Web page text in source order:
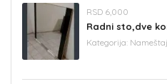
RSD 6,000
Radni sto,dve
Kategorija: Nameštaj